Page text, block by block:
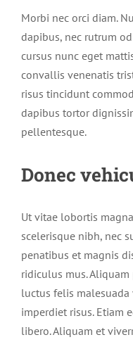
Morbi nec orci diam.
dapibus, nec rutrum
cursus nunc eget
convallis venenatis
risus tincidunt
dapibus tortor
pellentesque.
Donec
Ut vitae lobortis
scelerisque nibh, nec
penatibus et magnis
ridiculus mus.
luctus felis
imperdiet risus. Etiam
libero. Aliquam et